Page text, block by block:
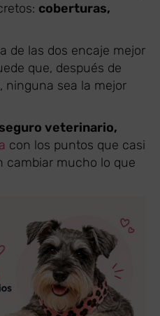
coberturas,
de las dos encaje mejor
que, después de
ninguna sea la mejor
veterinario,
con los puntos que casi
cambiar mucho lo que